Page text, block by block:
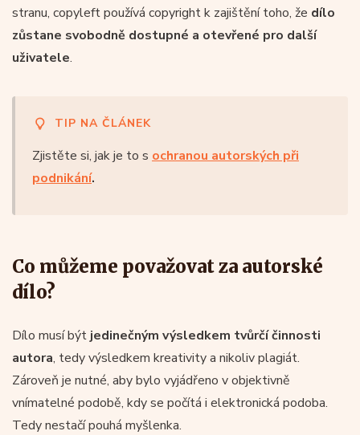
stranu, copyleft používá copyright k zajištění toho, že dílo
zůstane svobodně dostupné a otevřené pro další
uživatele.
TIP NA ČLÁNEK
Zjistěte si, jak je to s ochranou autorských při
podnikání.
Co můžeme považovat za autorské
dílo?
Dílo musí být jedinečným výsledkem tvůrčí činnosti
autora, tedy výsledkem kreativity a nikoliv plagiát.
Zároveň je nutné, aby bylo vyjádřeno v objektivně
vnímatelné podobě, kdy se počítá i elektronická podoba.
Tedy nestačí pouhá myšlenka.